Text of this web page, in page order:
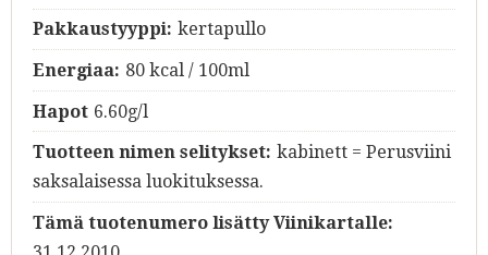
Pakkaustyyppi: kertapullo
Energiaa: 80 kcal / 100ml
Hapot 6.60g/l
Tuotteen nimen selitykset: kabinett = Perusviini
saksalaisessa luokituksessa.
Tämä tuotenumero lisätty Viinikartalle: